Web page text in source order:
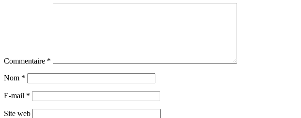
Commentaire *
Nom *
E-mail *
Site web